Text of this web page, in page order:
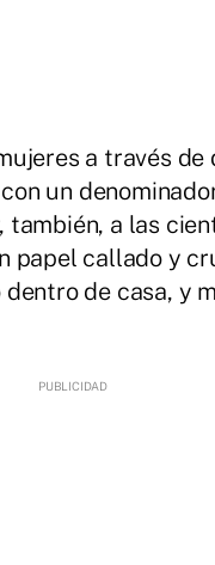
a través
un
también, a las
papel callado y
de casa, y